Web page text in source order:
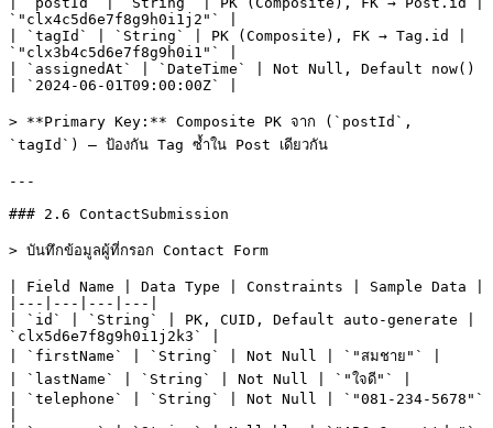
`"clx4c5d6e7f8g9h0i1j2"` |
| `tagId` | `String` | PK (Composite), FK → Tag.id |
`"clx3b4c5d6e7f8g9h0i1"` |
| `assignedAt` | `DateTime` | Not Null, Default now()
| `2024-06-01T09:00:00Z` |
> **Primary Key:** Composite PK จาก (`postId`,
`tagId`) — ป้องกัน Tag ซ้ำใน Post เดียวกัน
---
### 2.6 ContactSubmission
> บันทึกข้อมูลผู้ที่กรอก Contact Form
| Field Name | Data Type | Constraints | Sample Data |
|---|---|---|---|
| `id` | `String` | PK, CUID, Default auto-generate |
`clx5d6e7f8g9h0i1j2k3` |
| `firstName` | `String` | Not Null | `"สมชาย"` |
| `lastName` | `String` | Not Null | `"ใจดี"` |
| `telephone` | `String` | Not Null | `"081-234-5678"`